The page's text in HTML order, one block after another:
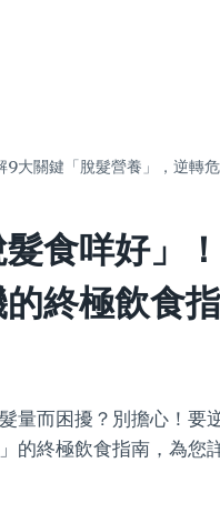
大關鍵「脫髮營養」，逆轉
食咩好」
終極飲食
量而困擾？別擔心！要
的終極飲食指南，為您